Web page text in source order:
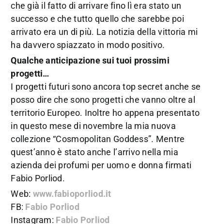
che già il fatto di arrivare fino lì era stato un
successo e che tutto quello che sarebbe poi
arrivato era un di più. La notizia della vittoria mi
ha davvero spiazzato in modo positivo.
Qualche anticipazione sui tuoi prossimi
progetti…
I progetti futuri sono ancora top secret anche se
posso dire che sono progetti che vanno oltre al
territorio Europeo. Inoltre ho appena presentato
in questo mese di novembre la mia nuova
collezione “Cosmopolitan Goddess”. Mentre
quest’anno è stato anche l’arrivo nella mia
azienda dei profumi per uomo e donna firmati
Fabio Porliod.
Web: www.fabioporliod.it
FB: Fabio Porliod
Instagram: Fabio Porliod